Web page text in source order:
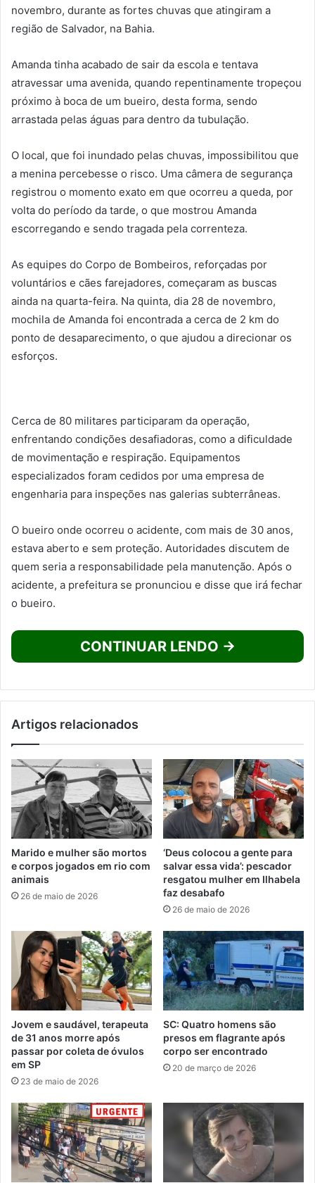
novembro, durante as fortes chuvas que atingiram a
região de Salvador, na Bahia.
Amanda tinha acabado de sair da escola e tentava
atravessar uma avenida, quando repentinamente tropeçou
próximo à boca de um bueiro, desta forma, sendo
arrastada pelas águas para dentro da tubulação.
O local, que foi inundado pelas chuvas, impossibilitou que
a menina percebesse o risco. Uma câmera de segurança
registrou o momento exato em que ocorreu a queda, por
volta do período da tarde, o que mostrou Amanda
escorregando e sendo tragada pela correnteza.
As equipes do Corpo de Bombeiros, reforçadas por
voluntários e cães farejadores, começaram as buscas
ainda na quarta-feira. Na quinta, dia 28 de novembro,
mochila de Amanda foi encontrada a cerca de 2 km do
ponto de desaparecimento, o que ajudou a direcionar os
esforços.
Cerca de 80 militares participaram da operação,
enfrentando condições desafiadoras, como a dificuldade
de movimentação e respiração. Equipamentos
especializados foram cedidos por uma empresa de
engenharia para inspeções nas galerias subterrâneas.
O bueiro onde ocorreu o acidente, com mais de 30 anos,
estava aberto e sem proteção. Autoridades discutem de
quem seria a responsabilidade pela manutenção. Após o
acidente, a prefeitura se pronunciou e disse que irá fechar
o bueiro.
CONTINUAR LENDO →
Artigos relacionados
Marido e mulher são mortos
e corpos jogados em rio com
animais
26 de maio de 2026
‘Deus colocou a gente para
salvar essa vida’: pescador
resgatou mulher em Ilhabela
faz desabafo
26 de maio de 2026
Jovem e saudável, terapeuta
de 31 anos morre após
passar por coleta de óvulos
em SP
23 de maio de 2026
SC: Quatro homens são
presos em flagrante após
corpo ser encontrado
20 de março de 2026